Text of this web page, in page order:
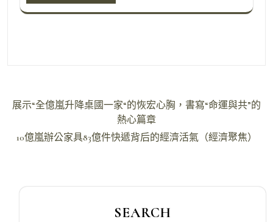
文
導
展示“全億嵐升降桌國一家“的恢宏心胸，書寫“命運與共”的
熱心篇章
10億嵐辦公家具83億件快遞背后的經濟活氣（經濟聚焦）
SEARCH